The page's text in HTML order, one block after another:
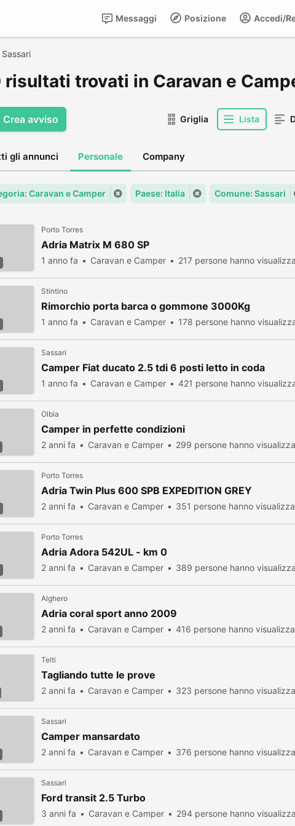
Accedi/
Posizione
Messaggi
Sassari
risultati trovati in Caravan e
Crea avviso Griglia Lista
gli annunci Personale Company
Caravan e Camper Paese: Italia Comune: Sassari
Porto Torres
Adria Matrix M 680 SP
1 anno fa Caravan e Camper 217 persone hanno
Stintino
Rimorchio porta barca o gommone 3000Kg
1 anno fa Caravan e Camper 178 persone hanno
Sassari
Camper Fiat ducato 2.5 tdi 6 posti letto in coda
1 anno fa Caravan e Camper 421 persone hanno
Olbia
Camper in perfette condizioni
2 anni fa Caravan e Camper 299 persone hanno
Porto Torres
Adria Twin Plus 600 SPB EXPEDITION GREY
2 anni fa Caravan e Camper 351 persone hanno
Porto Torres
Adria Adora 542UL - km 0
2 anni fa Caravan e Camper 389 persone hanno
Alghero
Adria coral sport anno 2009
2 anni fa Caravan e Camper 416 persone hanno
Telti
Tagliando tutte le prove
2 anni fa Caravan e Camper 323 persone hanno
Sassari
Camper mansardato
2 anni fa Caravan e Camper 376 persone hanno
Sassari
Ford transit 2.5 Turbo
3 anni fa Caravan e Camper 294 persone hanno